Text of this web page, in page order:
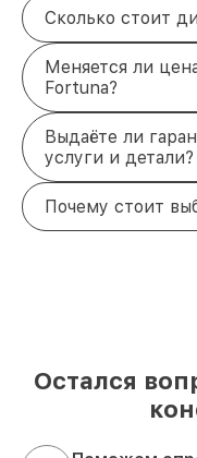
Сколько стоит
Меняется ли
Fortuna?
Выдаёте ли
услуги и детали?
Почему стоит
Остался